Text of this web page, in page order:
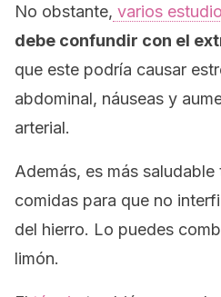
No obstante, varios
debe confundir con el
que este podría causar
abdominal, náuseas y
arterial.
Además, es más
comidas para que no
del hierro. Lo puedes
limón.